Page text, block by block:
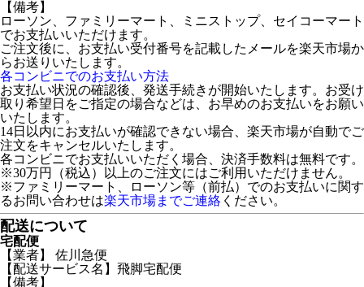
【備考】
ローソン、ファミリーマート、ミニストップ、セイコーマート
でお支払いいただけます。
ご注文後に、お支払い受付番号を記載したメールを楽天市場か
らお送りいたします。
各コンビニでのお支払い方法
お支払い状況の確認後、発送手続きが開始いたします。お受け
取り希望日をご指定の場合などは、お早めのお支払いをお願い
いたします。
14日以内にお支払いが確認できない場合、楽天市場が自動でご
注文をキャンセルいたします。
各コンビニでお支払いいただく場合、決済手数料は無料です。
※30万円（税込）以上のご注文にはご利用いただけません。
※ファミリーマート、ローソン等（前払）でのお支払いに関す
るお問い合わせは楽天市場までご連絡 ください。
配送について
宅配便
【業者】 佐川急便
【配送サービス名】飛脚宅配便
【備考】